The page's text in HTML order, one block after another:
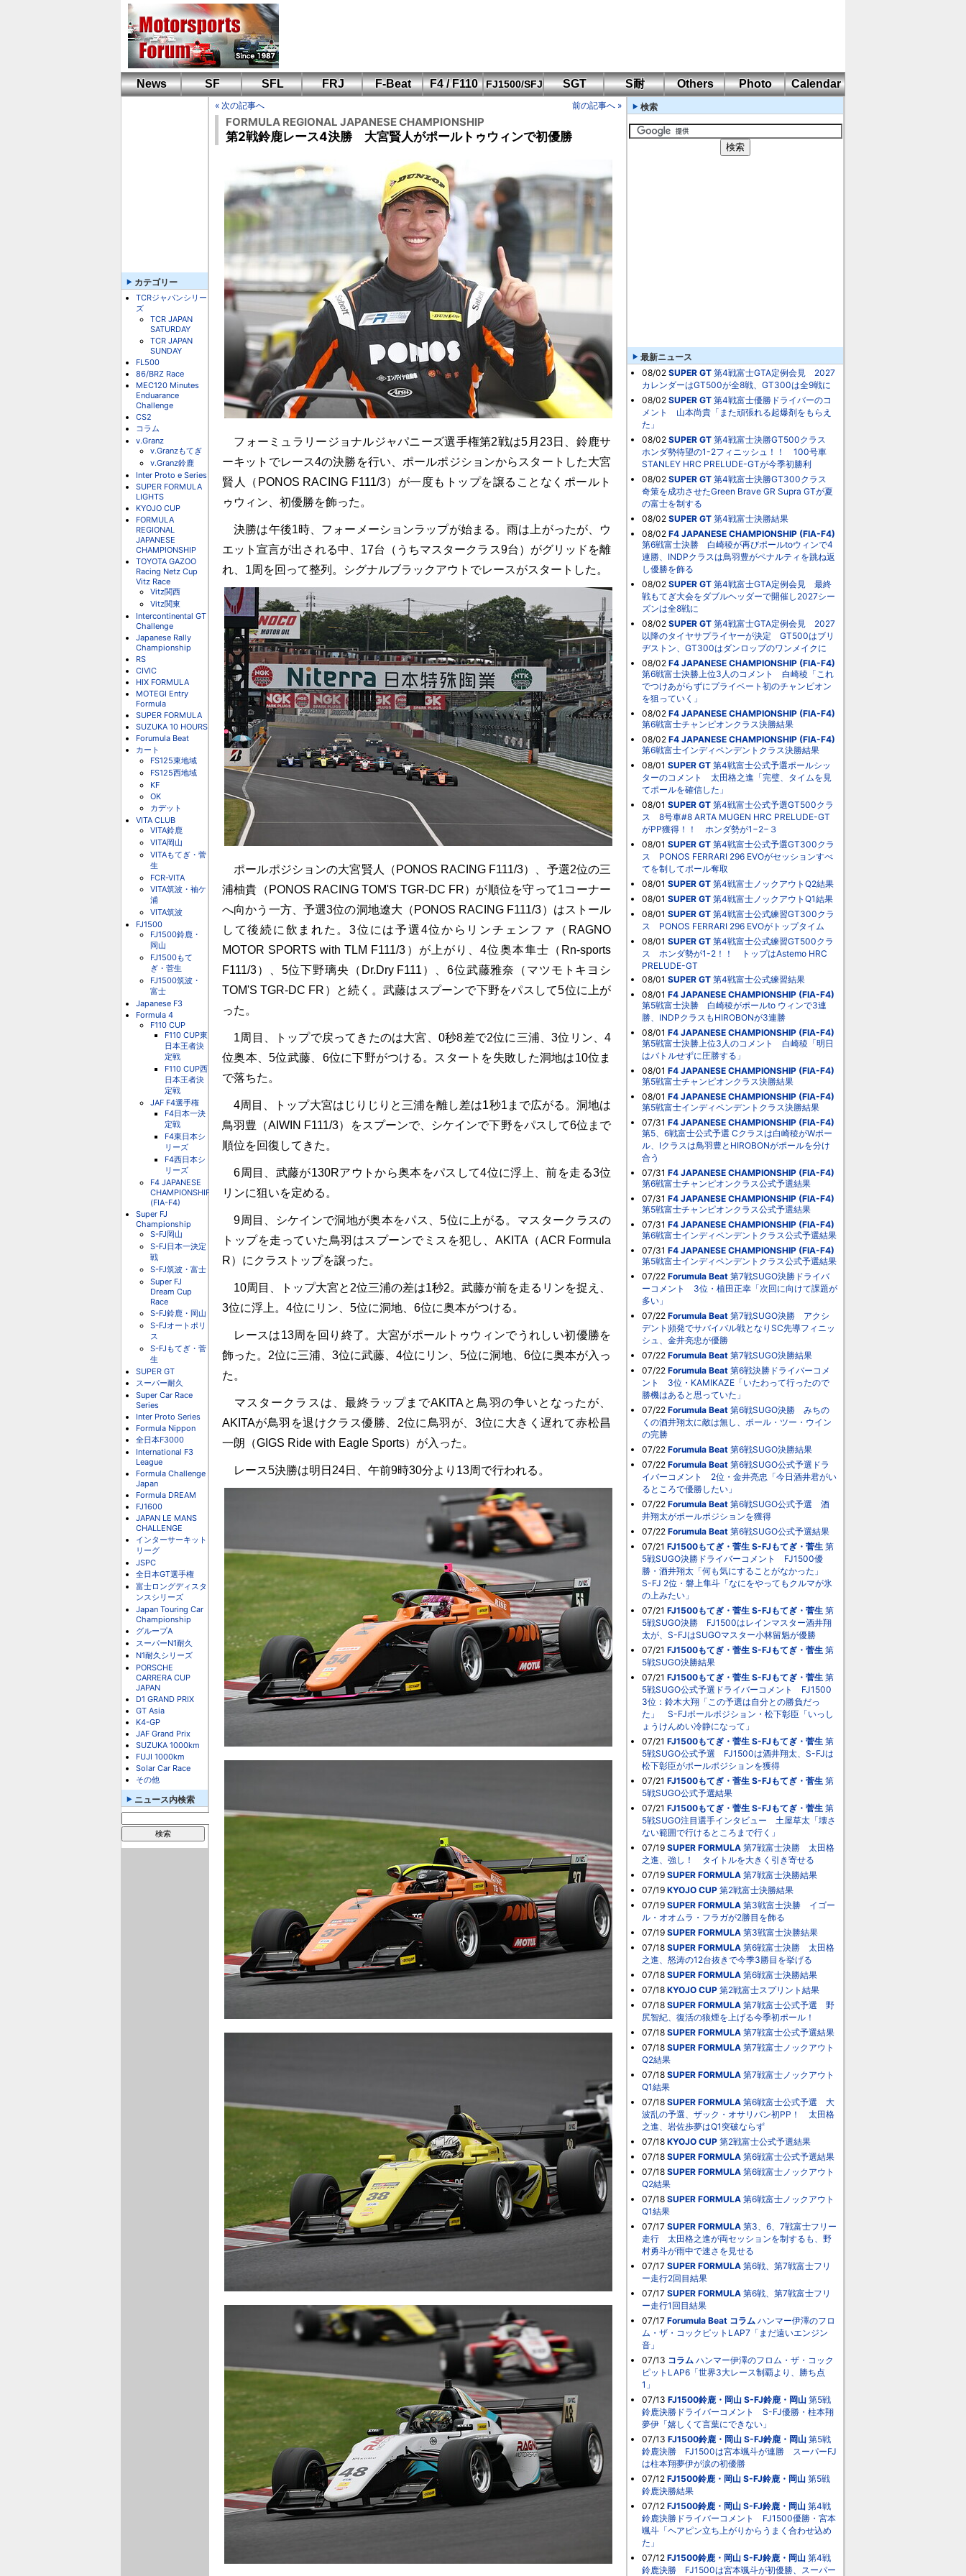
News SF SFL FRJ F-Beat
F4 / F110
FJ1500/SFJ SGT S耐 Others Photo Calendar
カテゴリー
TCRジャパンシリー
ズ
TCR JAPAN
SATURDAY
TCR JAPAN
SUNDAY
FL500
86/BRZ Race
MEC120 Minutes
Enduarance
Challenge
CS2
コラム
v.Granz
v.Granzもてぎ
v.Granz鈴鹿
Inter Proto e Series
SUPER FORMULA
LIGHTS
KYOJO CUP
FORMULA
REGIONAL
JAPANESE
CHAMPIONSHIP
TOYOTA GAZOO
Racing Netz Cup
Vitz Race
Vitz関西
Vitz関東
Intercontinental GT
Challenge
Japanese Rally
Championship
RS
CIVIC
HIX FORMULA
MOTEGI Entry
Formula
SUPER FORMULA
SUZUKA 10 HOURS
Forumula Beat
カート
FS125東地域
FS125西地域
KF
OK
カデット
VITA CLUB
VITA鈴鹿
VITA岡山
VITAもてぎ・菅
生
FCR-VITA
VITA筑波・袖ケ
浦
VITA筑波
FJ1500
FJ1500鈴鹿・
岡山
FJ1500もて
ぎ・菅生
FJ1500筑波・
富士
Japanese F3
Formula 4
F110 CUP
F110 CUP東
日本王者決
定戦
F110 CUP西
日本王者決
定戦
JAF F4選手権
F4日本一決
定戦
F4東日本シ
リーズ
F4西日本シ
リーズ
F4 JAPANESE
CHAMPIONSHIP
(FIA-F4)
Super FJ
Championship
S-FJ岡山
S-FJ日本一決定
戦
S-FJ筑波・富士
Super FJ
Dream Cup
Race
S-FJ鈴鹿・岡山
S-FJオートポリ
ス
S-FJもてぎ・菅
生
SUPER GT
スーパー耐久
Super Car Race
Series
Inter Proto Series
Formula Nippon
全日本F3000
International F3
League
Formula Challenge
Japan
Formula DREAM
FJ1600
JAPAN LE MANS
CHALLENGE
インターサーキット
リーグ
JSPC
全日本GT選手権
富士ロングディスタ
ンスシリーズ
Japan Touring Car
Championship
グループA
スーパーN1耐久
N1耐久シリーズ
PORSCHE
CARRERA CUP
JAPAN
D1 GRAND PRIX
GT Asia
K4-GP
JAF Grand Prix
SUZUKA 1000km
FUJI 1000km
Solar Car Race
その他
ニュース内検索
« 次の記事へ 前の記事へ »
FORMULA REGIONAL JAPANESE CHAMPIONSHIP
第2戦鈴鹿レース4決勝 大宮賢人がポールトゥウィンで初優勝
フォーミュラリージョナルジャパニーズ選手権第2戦は5月23日、鈴鹿サ
ーキットでレース4の決勝を行い、ポールポジションからスタートした大宮
賢人（PONOS RACING F111/3）が一度もトップを譲ることなくポールト
ゥウィン、初優勝を飾った。
決勝は午後1時、フォーメーションラップが始まる。雨は上がったが、ウ
エット宣言が出される中、17台（うちマスタークラス9台）がグリッドを離
れ、1周を回って整列。シグナルブラックアウトでレースがスタートした。
ポールポジションの大宮賢人（PONOS RACING F111/3）、予選2位の三
浦柚貴（PONOS RACING TOM'S TGR-DC FR）が順位を守って1コーナー
へ向かう一方、予選3位の洞地遼⼤（PONOS RACING F111/3）はストール
して後続に飲まれた。3位には予選4位からリンチェンファ（RAGNO
MOTOR SPORTS with TLM F111/3）が上がり、4位奥本隼士（Rn-sports
F111/3）、5位下野璃央（Dr.Dry F111）、6位武藤雅奈（マツモトキヨシ
TOM'S TGR-DC FR）と続く。武藤はスプーンで下野をパスして5位に上が
った。
1周目、トップで戻ってきたのは大宮、0秒8差で2位に三浦、3位リン、4
位奥本、5位武藤、6位に下野がつける。スタートを失敗した洞地は10位ま
で落ちた。
4周目、トップ大宮はじりじりと三浦を離し差は1秒1まで広がる。洞地は
鳥羽豊（AIWIN F111/3）をスプーンで、シケインで下野をパスして6位まで
順位を回復してきた。
6周目、武藤が130Rアウトから奥本をパスして4位に浮上、前を走る3位
リンに狙いを定める。
9周目、シケインで洞地が奥本をパス、5位に上がる。マスタークラスの
トップを走っていた鳥羽はスプーンでミスを犯し、AKITA（ACR Formula
R）にクラストップを譲った。
10周目、トップ大宮と2位三浦の差は1秒2。武藤が前を走るリンを捉え、
3位に浮上。4位にリン、5位に洞地、6位に奥本がつける。
レースは13周を回り終了。大宮がポールトゥウィンでうれしい初優勝を
飾った。2位に三浦、3位に武藤、4位にリン、5位に洞地、6位に奥本が入っ
た。
マスタークラスは、最終ラップまでAKITAと鳥羽の争いとなったが、
AKITAが鳥羽を退けクラス優勝、2位に鳥羽が、3位に大きく遅れて⾚松昌
⼀朗（GIGS Ride with Eagle Sports）が入った。
レース5決勝は明日24日、午前9時30分より13周で行われる。
検索
最新ニュース
08/02 SUPER GT 第4戦富士GTA定例会見 2027
カレンダーはGT500が全8戦、GT300は全9戦に
08/02 SUPER GT 第4戦富士優勝ドライバーのコ
メント 山本尚貴「また頑張れる起爆剤をもらえ
た」
08/02 SUPER GT 第4戦富士決勝GT500クラス
ホンダ勢待望の1-2フィニッシュ！！ 100号車
STANLEY HRC PRELUDE-GTが今季初勝利
08/02 SUPER GT 第4戦富士決勝GT300クラス
奇策を成功させたGreen Brave GR Supra GTが夏
の富士を制する
08/02 SUPER GT 第4戦富士決勝結果
08/02 F4 JAPANESE CHAMPIONSHIP (FIA-F4)
第6戦富士決勝 白崎稜が再びポールtoウィンで4
連勝、INDPクラスは鳥羽豊がペナルティを跳ね返
し優勝を飾る
08/02 SUPER GT 第4戦富士GTA定例会見 最終
戦もてぎ大会をダブルヘッダーで開催し2027シー
ズンは全8戦に
08/02 SUPER GT 第4戦富士GTA定例会見 2027
以降のタイヤサプライヤーが決定 GT500はブリ
ヂストン、GT300はダンロップのワンメイクに
08/02 F4 JAPANESE CHAMPIONSHIP (FIA-F4)
第6戦富士決勝上位3人のコメント 白崎稜「これ
でつけあがらずにプライベート初のチャンピオン
を狙っていく」
08/02 F4 JAPANESE CHAMPIONSHIP (FIA-F4)
第6戦富士チャンピオンクラス決勝結果
08/02 F4 JAPANESE CHAMPIONSHIP (FIA-F4)
第6戦富士インディペンデントクラス決勝結果
08/01 SUPER GT 第4戦富士公式予選ポールシッ
ターのコメント 太田格之進「完璧、タイムを見
てポールを確信した」
08/01 SUPER GT 第4戦富士公式予選GT500クラ
ス 8号車#8 ARTA MUGEN HRC PRELUDE-GT
がPP獲得！！ ホンダ勢が1−2−３
08/01 SUPER GT 第4戦富士公式予選GT300クラ
ス PONOS FERRARI 296 EVOがセッションすべ
てを制してポール奪取
08/01 SUPER GT 第4戦富士ノックアウトQ2結果
08/01 SUPER GT 第4戦富士ノックアウトQ1結果
08/01 SUPER GT 第4戦富士公式練習GT300クラ
ス PONOS FERRARI 296 EVOがトップタイム
08/01 SUPER GT 第4戦富士公式練習GT500クラ
ス ホンダ勢が1-2！！ トップはAstemo HRC
PRELUDE-GT
08/01 SUPER GT 第4戦富士公式練習結果
08/01 F4 JAPANESE CHAMPIONSHIP (FIA-F4)
第5戦富士決勝 白崎稜がポールto ウィンで3連
勝、INDPクラスもHIROBONが3連勝
08/01 F4 JAPANESE CHAMPIONSHIP (FIA-F4)
第5戦富士決勝上位3人のコメント 白崎稜「明日
はバトルせずに圧勝する」
08/01 F4 JAPANESE CHAMPIONSHIP (FIA-F4)
第5戦富士チャンピオンクラス決勝結果
08/01 F4 JAPANESE CHAMPIONSHIP (FIA-F4)
第5戦富士インディペンデントクラス決勝結果
07/31 F4 JAPANESE CHAMPIONSHIP (FIA-F4)
第5、6戦富士公式予選 Cクラスは白崎稜がWポー
ル、Iクラスは鳥羽豊とHIROBONがポールを分け
合う
07/31 F4 JAPANESE CHAMPIONSHIP (FIA-F4)
第6戦富士チャンピオンクラス公式予選結果
07/31 F4 JAPANESE CHAMPIONSHIP (FIA-F4)
第5戦富士チャンピオンクラス公式予選結果
07/31 F4 JAPANESE CHAMPIONSHIP (FIA-F4)
第6戦富士インディペンデントクラス公式予選結果
07/31 F4 JAPANESE CHAMPIONSHIP (FIA-F4)
第5戦富士インディペンデントクラス公式予選結果
07/22 Forumula Beat 第7戦SUGO決勝ドライバ
ーコメント 3位・植田正幸「次回に向けて課題が
多い」
07/22 Forumula Beat 第7戦SUGO決勝 アクシ
デント頻発でサバイバル戦となりSC先導フィニッ
シュ、金井亮忠が優勝
07/22 Forumula Beat 第7戦SUGO決勝結果
07/22 Forumula Beat 第6戦決勝ドライバーコメ
ント 3位・KAMIKAZE「いたわって行ったので
勝機はあると思っていた」
07/22 Forumula Beat 第6戦SUGO決勝 みちの
くの酒井翔太に敵は無し、ポール・ツー・ウイン
の完勝
07/22 Forumula Beat 第6戦SUGO決勝結果
07/22 Forumula Beat 第6戦SUGO公式予選ドラ
イバーコメント 2位・金井亮忠「今日酒井君がい
るところで優勝したい」
07/22 Forumula Beat 第6戦SUGO公式予選 酒
井翔太がポールポジションを獲得
07/22 Forumula Beat 第6戦SUGO公式予選結果
07/21 FJ1500もてぎ・菅生 S-FJもてぎ・菅生 第
5戦SUGO決勝ドライバーコメント FJ1500優
勝・酒井翔太「何も気にすることがなかった」
S-FJ 2位・磐上隼斗「なにをやってもクルマが氷
の上みたい」
07/21 FJ1500もてぎ・菅生 S-FJもてぎ・菅生 第
5戦SUGO決勝 FJ1500はレインマスター酒井翔
太が、S-FJはSUGOマスター小林留魁が優勝
07/21 FJ1500もてぎ・菅生 S-FJもてぎ・菅生 第
5戦SUGO決勝結果
07/21 FJ1500もてぎ・菅生 S-FJもてぎ・菅生 第
5戦SUGO公式予選ドライバーコメント FJ1500
3位：鈴木大翔「この予選は自分との勝負だっ
た」 S-FJポールポジション・松下彰臣「いっし
ょうけんめい冷静になって」
07/21 FJ1500もてぎ・菅生 S-FJもてぎ・菅生 第
5戦SUGO公式予選 FJ1500は酒井翔太、S-FJは
松下彰臣がポールポジションを獲得
07/21 FJ1500もてぎ・菅生 S-FJもてぎ・菅生 第
5戦SUGO公式予選結果
07/21 FJ1500もてぎ・菅生 S-FJもてぎ・菅生 第
5戦SUGO注目選手インタビュー 土屋草太「壊さ
ない範囲で行けるところまで行く」
07/19 SUPER FORMULA 第7戦富士決勝 太田格
之進、強し！ タイトルを大きく引き寄せる
07/19 SUPER FORMULA 第7戦富士決勝結果
07/19 KYOJO CUP 第2戦富士決勝結果
07/19 SUPER FORMULA 第3戦富士決勝 イゴー
ル・オオムラ・フラガが2勝目を飾る
07/19 SUPER FORMULA 第3戦富士決勝結果
07/18 SUPER FORMULA 第6戦富士決勝 太田格
之進、怒涛の12台抜きで今季3勝目を挙げる
07/18 SUPER FORMULA 第6戦富士決勝結果
07/18 KYOJO CUP 第2戦富士スプリント結果
07/18 SUPER FORMULA 第7戦富士公式予選 野
尻智紀、復活の狼煙を上げる今季初ポール！
07/18 SUPER FORMULA 第7戦富士公式予選結果
07/18 SUPER FORMULA 第7戦富士ノックアウト
Q2結果
07/18 SUPER FORMULA 第7戦富士ノックアウト
Q1結果
07/18 SUPER FORMULA 第6戦富士公式予選 大
波乱の予選、ザック・オサリバン初PP！ 太田格
之進、岩佐歩夢はQ1突破ならず
07/18 KYOJO CUP 第2戦富士公式予選結果
07/18 SUPER FORMULA 第6戦富士公式予選結果
07/18 SUPER FORMULA 第6戦富士ノックアウト
Q2結果
07/18 SUPER FORMULA 第6戦富士ノックアウト
Q1結果
07/17 SUPER FORMULA 第3、6、7戦富士フリー
走行 太田格之進が両セッションを制するも、野
村勇斗が雨中で速さを見せる
07/17 SUPER FORMULA 第6戦、第7戦富士フリ
ー走行2回目結果
07/17 SUPER FORMULA 第6戦、第7戦富士フリ
ー走行1回目結果
07/17 Forumula Beat コラム ハンマー伊澤のフロ
ム・ザ・コックピットLAP7「まだ遠いエンジン
音」
07/13 コラム ハンマー伊澤のフロム・ザ・コック
ピットLAP6「世界3大レース制覇より、勝ち点
1」
07/13 FJ1500鈴鹿・岡山 S-FJ鈴鹿・岡山 第5戦
鈴鹿決勝ドライバーコメント S-FJ優勝・柱本翔
夢伊「嬉しくて言葉にできない」
07/13 FJ1500鈴鹿・岡山 S-FJ鈴鹿・岡山 第5戦
鈴鹿決勝 FJ1500は宮本颯斗が連勝 スーパーFJ
は柱本翔夢伊が涙の初優勝
07/12 FJ1500鈴鹿・岡山 S-FJ鈴鹿・岡山 第5戦
鈴鹿決勝結果
07/12 FJ1500鈴鹿・岡山 S-FJ鈴鹿・岡山 第4戦
鈴鹿決勝ドライバーコメント FJ1500優勝・宮本
颯斗「ヘアピン立ち上がりからうまく合わせ込め
た」
07/12 FJ1500鈴鹿・岡山 S-FJ鈴鹿・岡山 第4戦
鈴鹿決勝 FJ1500は宮本颯斗が初優勝、スーパー